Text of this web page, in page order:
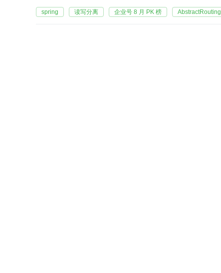
spring 读写分离 企业号 8 月 PK 榜 AbstractRouting